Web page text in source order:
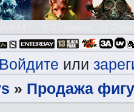
Войдите или
» Продажа